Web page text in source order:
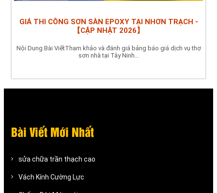
GIÁ THI CÔNG SƠN SÀN EPOXY TẠI NHƠN TRẠCH -
【CẬP NHẬT 2026】
Nội Dung Bài ViếtTham khảo và đánh giá bảng báo giá dịch vụ thợ
sơn nhà tại Tây Ninh...
Bài Viết Mới Nhất
sửa chữa trần thạch cao
Vách Kính Cường Lực